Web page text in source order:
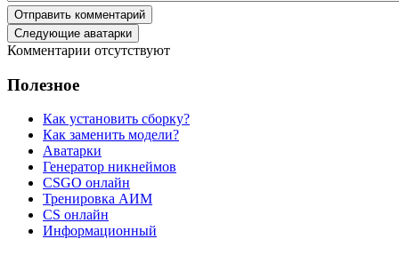
Отправить комментарий
Следующие аватарки
Комментарии отсутствуют
Полезное
Как установить сборку?
Как заменить модели?
Аватарки
Генератор никнеймов
CSGO онлайн
Тренировка АИМ
CS онлайн
Информационный